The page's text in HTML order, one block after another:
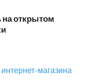
на открытом